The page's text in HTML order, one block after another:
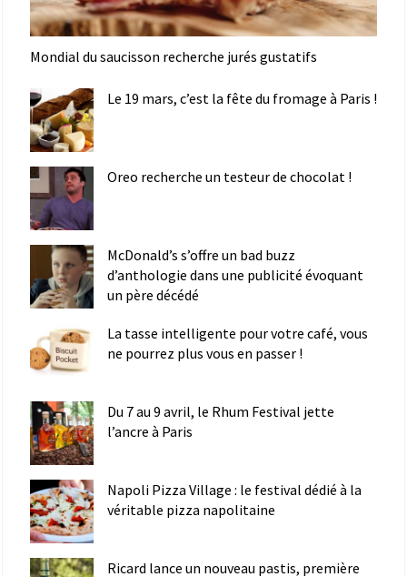
Mondial du saucisson recherche jurés gustatifs
Le 19 mars, c’est la fête du fromage à Paris !
Oreo recherche un testeur de chocolat !
McDonald’s s’offre un bad buzz
d’anthologie dans une publicité évoquant
un père décédé
La tasse intelligente pour votre café, vous
ne pourrez plus vous en passer !
Du 7 au 9 avril, le Rhum Festival jette
l’ancre à Paris
Napoli Pizza Village : le festival dédié à la
véritable pizza napolitaine
Ricard lance un nouveau pastis, première